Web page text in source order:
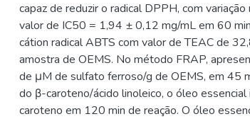
capaz de reduzir o radical DPPH, com
valor de IC50 = 1,94 ± 0,12 mg/mL em 60
cátion radical ABTS com valor de TEAC de
amostra de OEMS. No método FRAP,
de μM de sulfato ferroso/g de OEMS, em 45
do β-caroteno/ácido linoleico, o óleo
caroteno em 120 min de reação. O óleo